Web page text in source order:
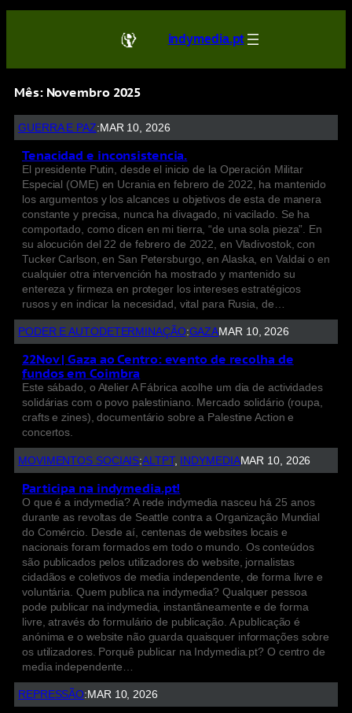
indymedia.pt
Mês: Novembro 2025
GUERRA E PAZ:MAR 10, 2026
Tenacidad e inconsistencia.
El presidente Putin, desde el inicio de la Operación Militar
Especial (OME) en Ucrania en febrero de 2022, ha mantenido
los argumentos y los alcances u objetivos de esta de manera
constante y precisa, nunca ha divagado, ni vacilado. Se ha
comportado, como dicen en mi tierra, “de una sola pieza”. En
su alocución del 22 de febrero de 2022, en Vladivostok, con
Tucker Carlson, en San Petersburgo, en Alaska, en Valdai o en
cualquier otra intervención ha mostrado y mantenido su
entereza y firmeza en proteger los intereses estratégicos
rusos y en indicar la necesidad, vital para Rusia, de…
PODER E AUTODETERMINAÇÃO:GAZAMAR 10, 2026
22Nov | Gaza ao Centro: evento de recolha de
fundos em Coimbra
Este sábado, o Atelier A Fábrica acolhe um dia de actividades
solidárias com o povo palestiniano. Mercado solidário (roupa,
crafts e zines), documentário sobre a Palestine Action e
concertos.
MOVIMENTOS SOCIAIS:ALTPT, INDYMEDIAMAR 10, 2026
Participa na indymedia.pt!
O que é a indymedia? A rede indymedia nasceu há 25 anos
durante as revoltas de Seattle contra a Organização Mundial
do Comércio. Desde aí, centenas de websites locais e
nacionais foram formados em todo o mundo. Os conteúdos
são publicados pelos utilizadores do website, jornalistas
cidadãos e coletivos de media independente, de forma livre e
voluntária. Quem publica na indymedia? Qualquer pessoa
pode publicar na indymedia, instantâneamente e de forma
livre, através do formulário de publicação. A publicação é
anónima e o website não guarda quaisquer informações sobre
os utilizadores. Porquê publicar na Indymedia.pt? O centro de
media independente…
REPRESSÃO: MAR 10, 2026